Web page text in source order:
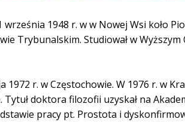
września 1948 r. w w Nowej Wsi koło
Trybunalskim. Studiował w
1972 r. w Częstochowie. W 1976 r. w
doktora filozofii uzyskał na
pracy pt. Prostota i